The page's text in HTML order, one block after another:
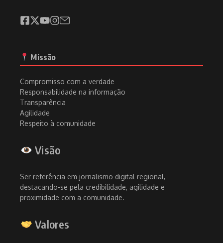
Missão
Compromisso com a verdade
Responsabilidade na informação
Transparência
Agilidade
Respeito à comunidade
Visão
Ser referência em jornalismo digital regional,
destacando-se pela credibilidade, agilidade e
proximidade com a comunidade.
Valores